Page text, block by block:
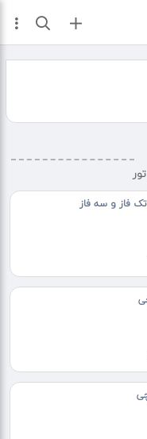
ثبت آگهی
فاز و سه فاز